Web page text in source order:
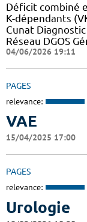
Déficit combiné
K-dépendants
Cunat
Réseau DGOS
04/06/2026 19:11
PAGES
relevance:
VAE
15/04/2025 17:00
PAGES
relevance:
Urologie